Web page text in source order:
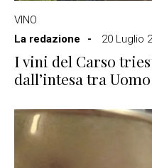
VINO
La redazione
20 Luglio
I vini del Carso
dall’intesa tra